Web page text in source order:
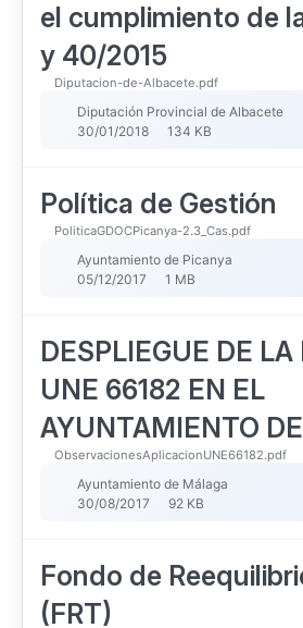
el cumplimiento de
y 40/2015
Diputacion-de-Albacete.pdf
Diputación Provincial de Albacete
30/01/2018
134 KB
Política de Gestión
PoliticaGDOCPicanya-2.3_Cas.pdf
Ayuntamiento de Picanya
05/12/2017
1 MB
DESPLIEGUE DE
UNE 66182 EN EL
AYUNTAMIENTO
ObservacionesAplicacionUNE66182.pdf
Ayuntamiento de Málaga
30/08/2017
92 KB
Fondo de
(FRT)